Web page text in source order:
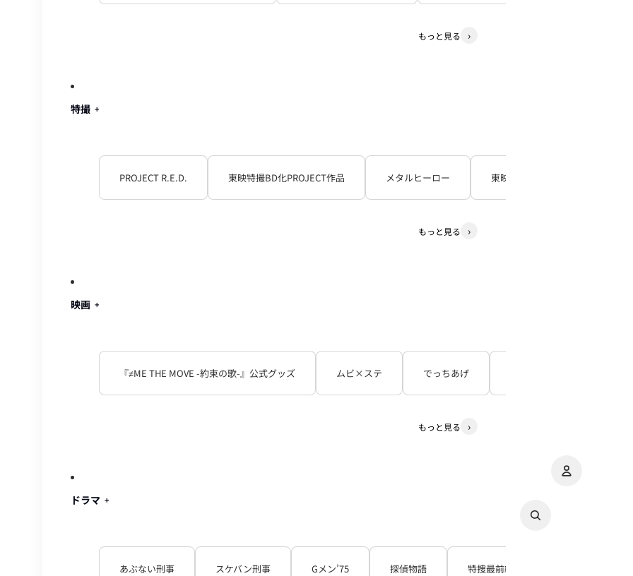
もっと見る
特撮
PROJECT R.E.D. 東映特撮BD化PROJECT作品 メタルヒーロー 東映TV特撮シリーズ
もっと見る
映画
『≠ME THE MOVE -約束の歌-』公式グッズ ムビ×ステ でっちあげ
もっと見る
ドラマ
あぶない刑事 スケバン刑事 Gメン’75 探偵物語 特捜最前線